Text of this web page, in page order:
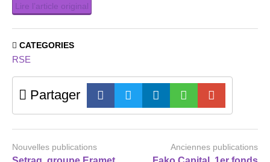
Lire l’article original
CATEGORIES
RSE
Partager
Nouvelles publications Anciennes publications